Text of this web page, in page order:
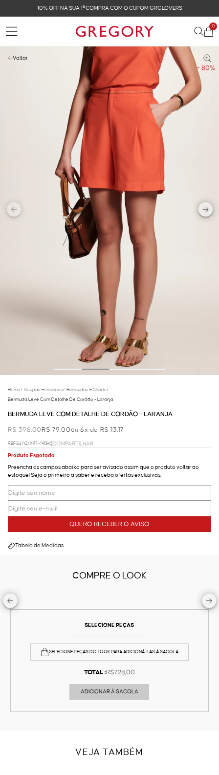
FRETE GRÁTIS NAS COMPRAS ACIMA DE R$ 899
0
- 80%
Voltar
Home/ Roupas Femininas/ Bermudas E Shorts/
Bermuda Leve Com Detalhe De Cordão - Laranja
BERMUDA LEVE COM DETALHE DE CORDÃO - LARANJA
R$ 398,00R$ 79,00ou 6x de R$ 13,17
REF.54.02.0017-093
COMPARTILHAR
Produto Esgotado
Preencha os campos abaixo para ser avisado assim que o produto voltar ao
estoque! Seja o primeiro a saber e receba ofertas exclusivas.
QUERO RECEBER O AVISO
Tabela de Medidas
COMPRE O LOOK
SELECIONE PEÇAS
SELECIONE PEÇAS DO LOOK PARA ADICIONÁ-LAS À SACOLA
TOTAL :R$728,00
ADICIONAR À SACOLA
VEJA TAMBÉM